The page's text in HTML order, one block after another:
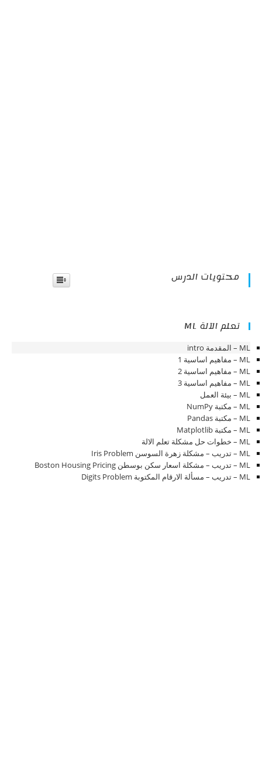
محتويات الدرس
تعلم الآلة ML
ML – المقدمة intro
ML – مفاهيم اساسية 1
ML – مفاهيم اساسية 2
ML – مفاهيم اساسية 3
ML – بيئة العمل
ML – مكتبة NumPy
ML – مكتبة Pandas
ML – مكتبة Matplotlib
ML – خطوات حل مشكلة تعلم الالة
ML – تدريب – مشكلة زهرة السوسن Iris Problem
ML – تدريب – مشكلة اسعار سكن بوسطن Boston Housing Pricing
ML – تدريب – مسألة الارقام المكتوبة Digits Problem